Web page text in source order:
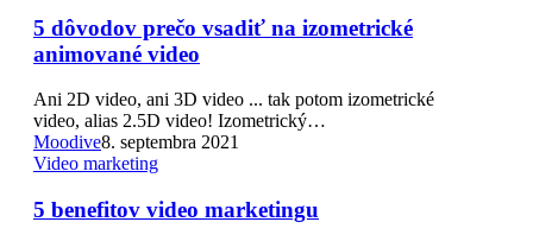
5 dôvodov prečo vsadiť na izometrické
animované video
Ani 2D video, ani 3D video ... tak potom izometrické
video, alias 2.5D video! Izometrický…
Moodive8. septembra 2021
Video marketing
5 benefitov video marketingu